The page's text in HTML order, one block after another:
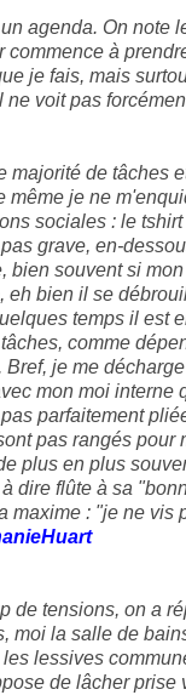
agenda. On note
commence à
je fais, mais
ne voit pas
majorité de tâches
même je ne
sociales : le
grave, en-
bien souvent si
eh bien il se
temps il est
comme
Bref, je me
mon moi interne
parfaitement
pas rangés pour
plus en plus
dire flûte à sa
maxime : "je ne vis
de tensions, on a
moi la salle de
lessives
de lâcher prise